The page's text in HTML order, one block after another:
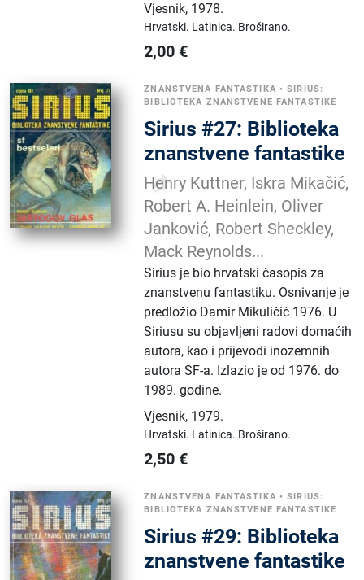
Vjesnik, 1978.
Hrvatski. Latinica. Broširano.
2,00 €
ZNANSTVENA FANTASTIKA •SIRIUS:
BIBLIOTEKA ZNANSTVENE FANTASTIKE
Sirius #27: Biblioteka
znanstvene fantastike
Henry Kuttner, Iskra Mikačić,
Robert A. Heinlein, Oliver
Janković, Robert Sheckley,
Mack Reynolds...
Sirius je bio hrvatski časopis za
znanstvenu fantastiku. Osnivanje je
predložio Damir Mikuličić 1976. U
Siriusu su objavljeni radovi domaćih
autora, kao i prijevodi inozemnih
autora SF-a. Izlazio je od 1976. do
1989. godine.
Vjesnik, 1979.
Hrvatski. Latinica. Broširano.
2,50 €
ZNANSTVENA FANTASTIKA •SIRIUS:
BIBLIOTEKA ZNANSTVENE FANTASTIKE
Sirius #29: Biblioteka
znanstvene fantastike